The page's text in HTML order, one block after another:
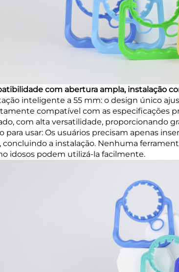
com abertura ampla, instalação
inteligente a 55 mm: o design único
compatível com as especificações
com alta versatilidade, proporcionando
para usar: Os usuários precisam apenas
concluindo a instalação. Nenhuma
idosos podem utilizá-la facilmente.